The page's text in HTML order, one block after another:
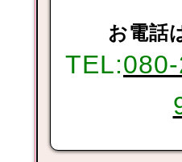
お電話
TEL: